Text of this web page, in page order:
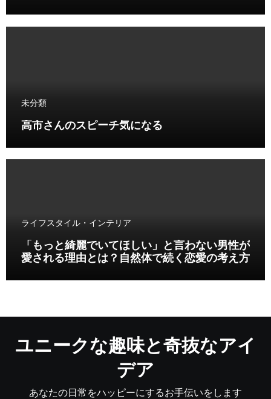
未分類
高市さんのスピーチ気になる
ライフスタイル・インテリア
「もっと綺麗でいてほしい」と言わない男性が
愛される理由とは？自然体で続く恋愛の考え方
ユニークな趣味と奇抜なアイ
デア
あなたの日常をハッピーにするお手伝いをします